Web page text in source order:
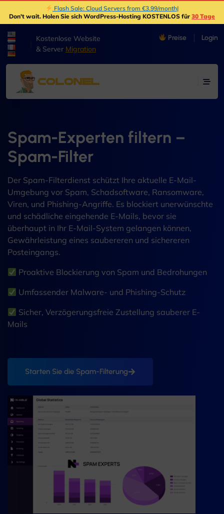
Flash Sale: Cloud Servers from €3.99/month|
Don't wait. Holen Sie sich WordPress-Hosting KOSTENLOS für 30 Tage
Kostenlose Website
& Server Migration
Preise Login
Spam-Experten filtern –
Spam-Filter
Der Spam-Filterdienst schützt Ihre aktuelle E-Mail-
Umgebung vor Spam, Schadsoftware, Ransomware,
Viren, und Phishing-Angriffe. Es blockiert unerwünschte
und schädliche eingehende E-Mails, bevor sie
überhaupt in Ihr E-Mail-System gelangen können,
Gewährleistung eines saubereren und sichereren
Posteingangs.
Proaktive Blockierung von Spam und Bedrohungen
Umfassender Malware- und Phishing-Schutz
Sicher, Verzögerungsfreie Zustellung sauberer E-
Mails
Starten Sie die Spam-Filterung